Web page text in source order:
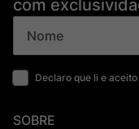
com
Declaro que li e
SOBRE